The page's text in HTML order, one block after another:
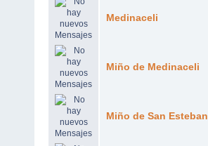
Medinaceli
Miño de Medinaceli
Miño de San Esteban